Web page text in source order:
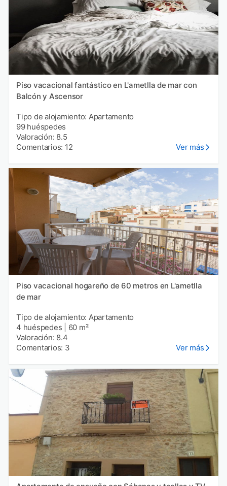
Piso vacacional fantástico en L'ametlla de mar con
Balcón y Ascensor
Tipo de alojamiento: Apartamento
99 huéspedes
Valoración: 8.5
Comentarios: 12
Ver más
Piso vacacional hogareño de 60 metros en L'ametlla
de mar
Tipo de alojamiento: Apartamento
4 huéspedes
60 m²
Valoración: 8.4
Comentarios: 3
Ver más